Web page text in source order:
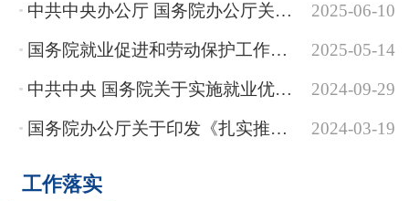
2025-06-10
中共中央办公厅 国务院办公厅关于进一步保障和改善民生 着力解决群众急难愁盼的意见
2025-05-14
国务院就业促进和劳动保护工作领导小组 关于印发《加力重点领域、重点行业、城乡基...
2024-09-29
中共中央 国务院关于实施就业优先战略促进高质量充分就业的意见
2024-03-19
国务院办公厅关于印发《扎实推进高水平对外开放更大力度吸引和利用外资行动方案》...
工作落实